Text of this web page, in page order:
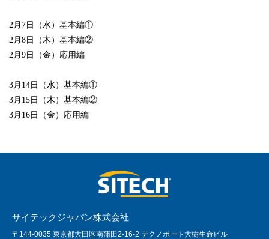
2月 7 日（水）基本編①
2月 8 日（木）基本編②
2月 9 日（金）応用編
3月 14 日（水）基本編①
3月 15 日（木）基本編②
3月 16 日（金）応用編
サイテックジャパン株式会社
〒144-0035 東京都大田区南蒲田2-16-2 テクノポート大樹生命ビル